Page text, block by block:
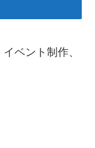
ベント制作、